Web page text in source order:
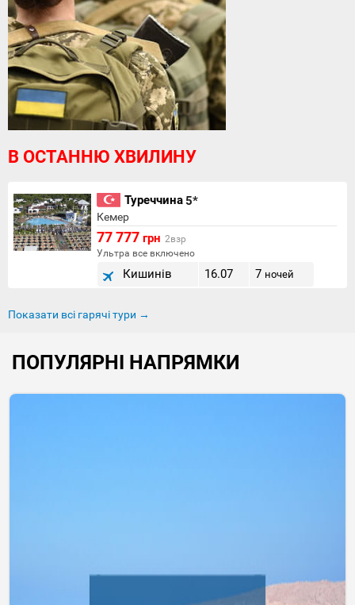
В ОСТАННЮ ХВИЛИНУ
Туреччина5*
Кемер
77 777 грн 2взр
Ультра все включено
Кишинів 16.07 7 ночей
Показати всі гарячі тури →
ПОПУЛЯРНІ НАПРЯМКИ